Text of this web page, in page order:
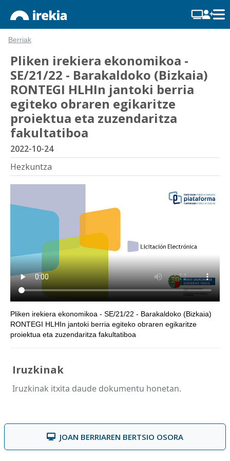
Berriak
Pliken irekiera ekonomikoa -
SE/21/22 - Barakaldoko (Bizkaia)
RONTEGI HLHIn jantoki berria
egiteko obraren egikaritze
proiektua eta zuzendaritza
fakultatiboa
2022-10-24
Hezkuntza
Pliken irekiera ekonomikoa - SE/21/22 - Barakaldoko (Bizkaia)
RONTEGI HLHIn jantoki berria egiteko obraren egikaritze
proiektua eta zuzendaritza fakultatiboa
Iruzkinak
Iruzkinak itxita daude dokumentu honetan.
JOAN BERRIAREN BERTSIO OSORA